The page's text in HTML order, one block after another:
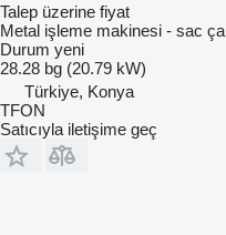
Talep üzerine fiyat
Metal işleme makinesi - sac
Durum yeni
28.28 bg (20.79 kW)
Türkiye, Konya
TFON
Satıcıyla iletişime geç